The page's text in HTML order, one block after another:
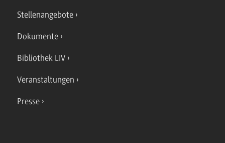
Stellenangebote
Dokumente
Bibliothek LIV
Veranstaltungen
Presse